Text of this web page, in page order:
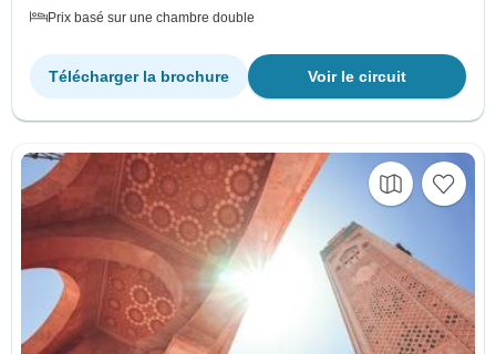
Prix basé sur une chambre double
Voir le circuit
Télécharger la brochure